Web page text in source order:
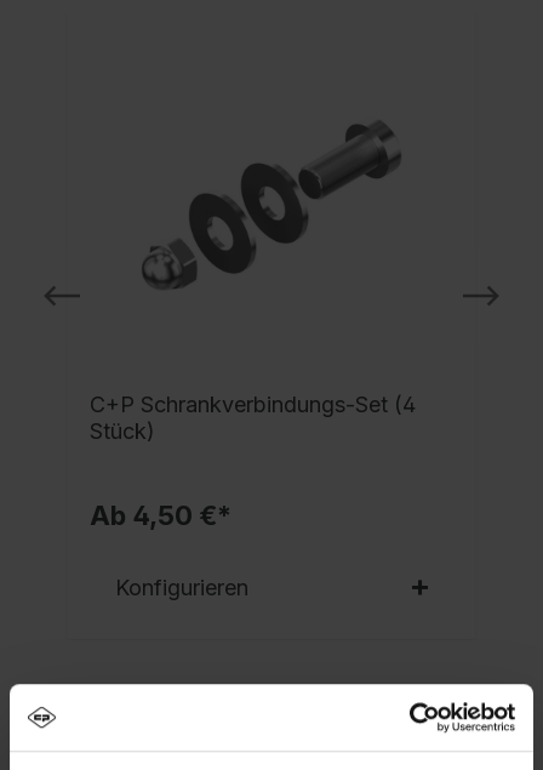
C+P Schrankverbindungs-Set (4
Stück)
Ab 4,50 €*
Konfigurieren